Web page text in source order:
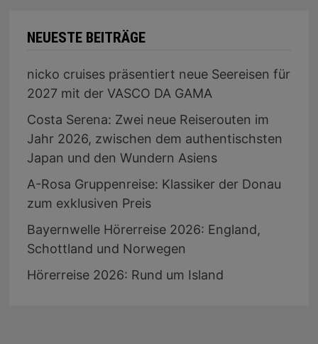
NEUESTE BEITRÄGE
nicko cruises präsentiert neue Seereisen für
2027 mit der VASCO DA GAMA
Costa Serena: Zwei neue Reiserouten im
Jahr 2026, zwischen dem authentischsten
Japan und den Wundern Asiens
A-Rosa Gruppenreise: Klassiker der Donau
zum exklusiven Preis
Bayernwelle Hörerreise 2026: England,
Schottland und Norwegen
Hörerreise 2026: Rund um Island